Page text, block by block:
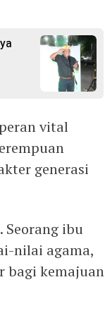
vital
generasi
Seorang ibu
nilai agama,
bagi kemajuan